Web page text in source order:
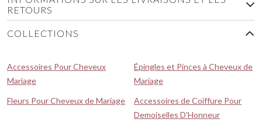
RETOURS
COLLECTIONS
Accessoires Pour Cheveux
Mariage
Épingles et Pinces à Cheveux de
Mariage
Fleurs Pour Cheveux de Mariage
Accessoires de Coiffure Pour
Demoiselles D'Honneur